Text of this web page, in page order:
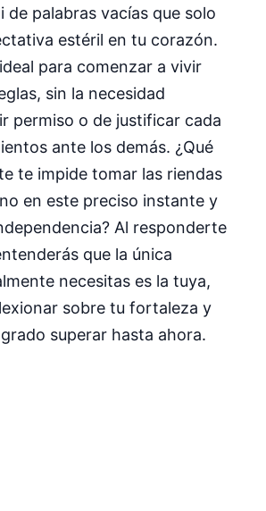
de palabras vacías que solo
estéril en tu corazón.
para comenzar a vivir
sin la necesidad
permiso o de justificar cada
ante los demás. ¿Qué
te impide tomar las riendas
en este preciso instante y
Al responderte
que la única
necesitas es la tuya,
sobre tu fortaleza y
superar hasta ahora.